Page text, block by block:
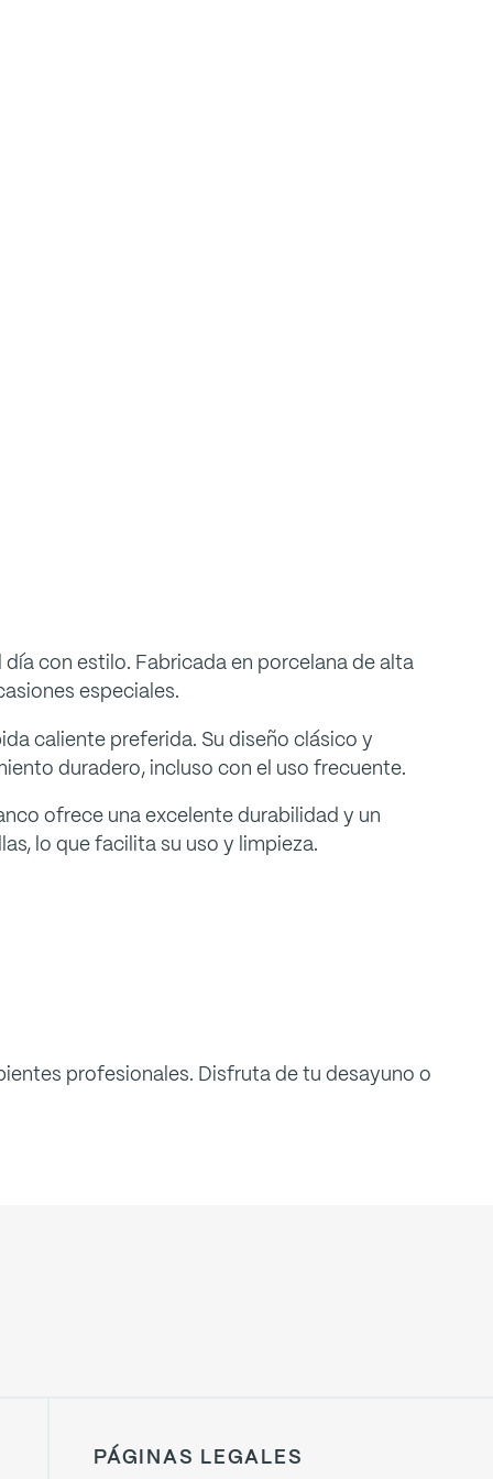
con estilo. Fabricada en porcelana de alta
especiales.
caliente preferida. Su diseño clásico y
duradero, incluso con el uso frecuente.
ofrece una excelente durabilidad y un
lo que facilita su uso y limpieza.
profesionales. Disfruta de tu desayuno o
PÁGINAS LEGALES